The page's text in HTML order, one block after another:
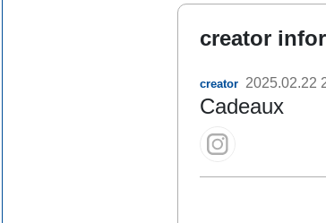
creator
creator 2025.02.22
Cadeaux